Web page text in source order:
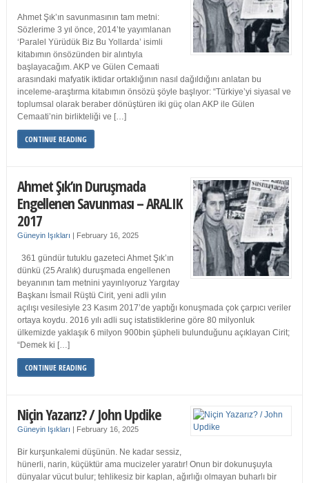
Ahmet Şık’ın savunmasının tam metni:
Sözlerime 3 yıl önce, 2014’te yayımlanan
‘Paralel Yürüdük Biz Bu Yollarda’ isimli
kitabımın önsözünden bir alıntıyla
başlayacağım. AKP ve Gülen Cemaati
arasındaki mafyatik iktidar ortaklığının nasıl dağıldığını anlatan bu
inceleme-araştırma kitabımın önsözü şöyle başlıyor: “Türkiye’yi siyasal ve
toplumsal olarak beraber dönüştüren iki güç olan AKP ile Gülen
Cemaati’nin birlikteliği ve […]
CONTINUE READING
Ahmet Şık’ın Duruşmada
Engellenen Savunması – ARALIK
2017
Güneyin Işıkları | February 16, 2025
361 gündür tutuklu gazeteci Ahmet Şık’ın
dünkü (25 Aralık) duruşmada engellenen
beyanının tam metnini yayınlıyoruz Yargıtay
Başkanı İsmail Rüştü Cirit, yeni adli yılın
açılışı vesilesiyle 23 Kasım 2017’de yaptığı konuşmada çok çarpıcı veriler
ortaya koydu. 2016 yılı adli suç istatistiklerine göre 80 milyonluk
ülkemizde yaklaşık 6 milyon 900bin şüpheli bulunduğunu açıklayan Cirit;
“Demek ki […]
CONTINUE READING
Niçin Yazarız? / John Updike
Güneyin Işıkları | February 16, 2025
Bir kurşunkalemi düşünün. Ne kadar sessiz,
hünerli, narin, küçüktür ama mucizeler yaratır! Onun bir dokunuşuyla
dünyalar vücut bulur; tehlikesiz bir kaplan, ağırlığı olmayan buharlı bir